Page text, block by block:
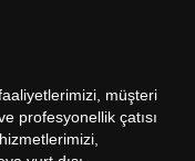
müşteri
profesyonellik çatısı